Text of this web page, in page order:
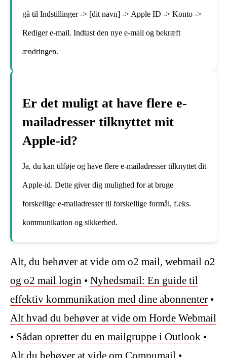
gå til Indstillinger -> [dit navn] -> Apple ID -> Konto ->
Rediger e-mail. Indtast den nye e-mail og bekræft
ændringen.
Er det muligt at have flere e-
mailadresser tilknyttet mit
Apple-id?
Ja, du kan tilføje og have flere e-mailadresser tilknyttet dit
Apple-id. Dette giver dig mulighed for at bruge
forskellige e-mailadresser til forskellige formål, f.eks.
kommunikation og sikkerhed.
Alt, du behøver at vide om o2 mail, webmail o2
og o2 mail login • Nyhedsmail: En guide til
effektiv kommunikation med dine abonnenter •
Alt hvad du behøver at vide om Horde Webmail
• Sådan opretter du en mailgruppe i Outlook •